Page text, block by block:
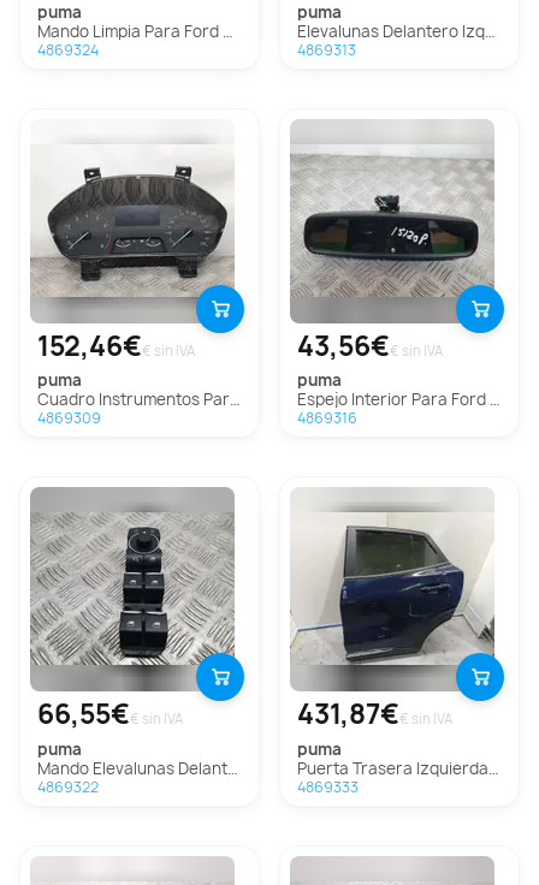
puma
Mando Limpia Para Ford Puma
4869324
puma
Elevalunas Delantero Izquierdo Para Ford Puma
4869313
152,46€€ sin IVA
puma
Cuadro Instrumentos Para Ford Puma
4869309
43,56€€ sin IVA
puma
Espejo Interior Para Ford Puma
4869316
66,55€€ sin IVA
puma
Mando Elevalunas Delantero Izquierdo Para Ford Puma
4869322
431,87€€ sin IVA
puma
Puerta Trasera Izquierda Para Ford Puma
4869333